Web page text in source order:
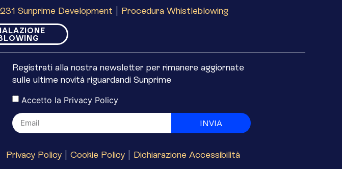
Sunprime Development Procedura Whistleblowing
Registrati alla nostra newsletter per rimanere aggiornate
sulle ultime novità riguardandi Sunprime
Accetto la Privacy Policy
INVIA
Privacy Policy| Cookie Policy| Dichiarazione Accessibilità